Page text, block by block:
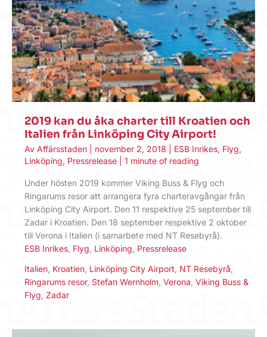
2019 kan du åka charter till Kroatien och
Italien från Linköping City Airport!
Av Affärsstaden november 2, 2018 ESB Inrikes, Flyg,
Linköping, Pressrelease 1 minute of reading
Under hösten 2019 kommer Viking Buss & Flyg och
Ringarums resor att arrangera fyra charteravgångar från
Linköping City Airport. Den 11 respektive 25 september till
Zadar i Kroatien. Den 18 september respektive 2 oktober
till Verona i Italien (i samarbete med NT Resebyrå).
ESB Inrikes, Flyg, Linköping, Pressrelease
Italien Kroatien Linköping City Airport NT Resebyrå
Ringarums resor, Stefan Wernholm Verona Viking Buss &
Flyg Zadar